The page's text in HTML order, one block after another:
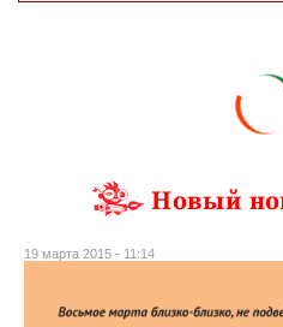
Новый
19 марта 2015 - 11:14